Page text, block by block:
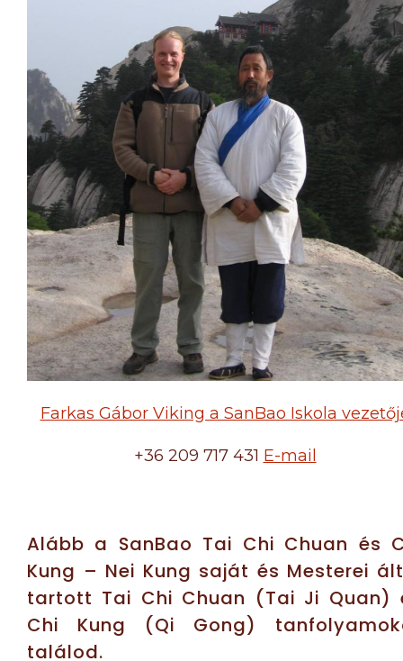
Farkas Gábor Viking a SanBao Iskola
+36 209 717 431 E-mail
Alább a SanBao Tai Chi Chuan és
Kung – Nei Kung saját és Mesterei
tartott Tai Chi Chuan (Tai Ji Quan)
Chi Kung (Qi Gong)
találod.